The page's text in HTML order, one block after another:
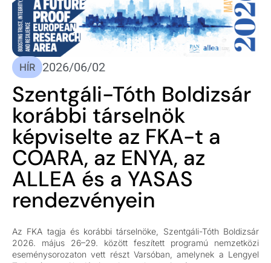
HÍR 2026/06/02
Szentgáli-Tóth Boldizsár
korábbi társelnök
képviselte az FKA-t a
COARA, az ENYA, az
ALLEA és a YASAS
rendezvényein
Az FKA tagja és korábbi társelnöke, Szentgáli-Tóth Boldizsár
2026. május 26–29. között feszített programú nemzetközi
eseménysorozaton vett részt Varsóban, amelynek a Lengyel